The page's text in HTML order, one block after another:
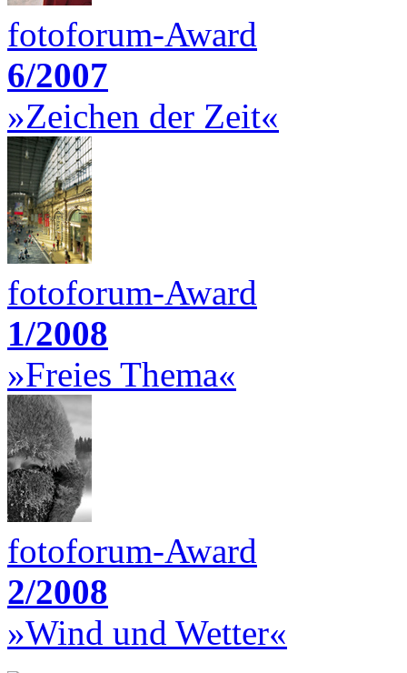
fotoforum-Award
6/2007
»Zeichen der Zeit«
fotoforum-Award
1/2008
»Freies Thema«
fotoforum-Award
2/2008
»Wind und Wetter«